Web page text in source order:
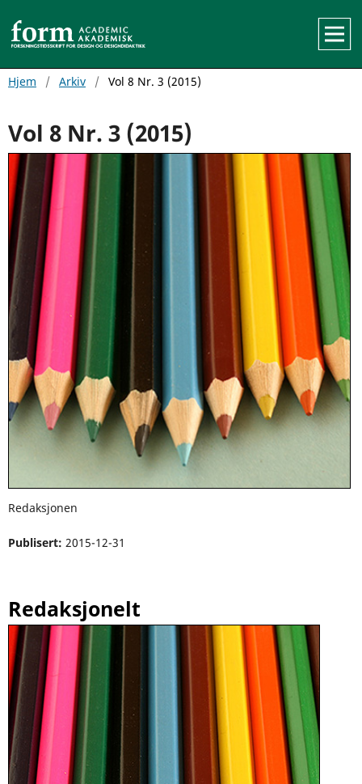
Hjem / Arkiv / Vol 8 Nr. 3 (2015)
Vol 8 Nr. 3 (2015)
Redaksjonen
Publisert: 2015-12-31
Redaksjonelt